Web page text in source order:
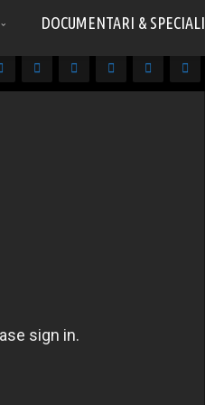
DOCUMENTARI & SPECIALI